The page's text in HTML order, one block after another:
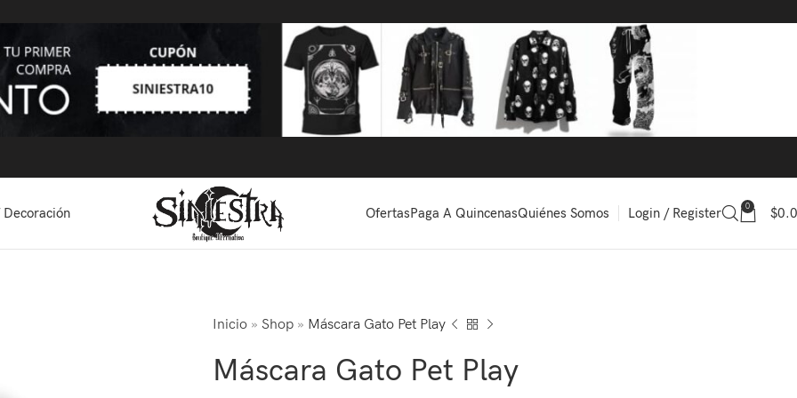
OfertasPaga A QuincenasQuiénes Somos Login / Register 0 $
Inicio » Shop » Máscara Gato Pet Play
Máscara Gato Pet Play